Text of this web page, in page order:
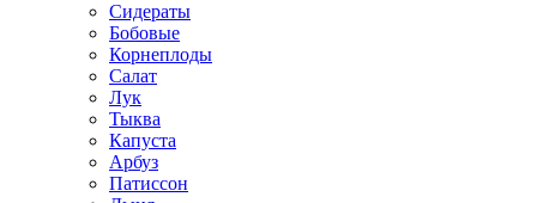
Сидераты
Бобовые
Корнеплоды
Салат
Лук
Тыква
Капуста
Арбуз
Патиссон